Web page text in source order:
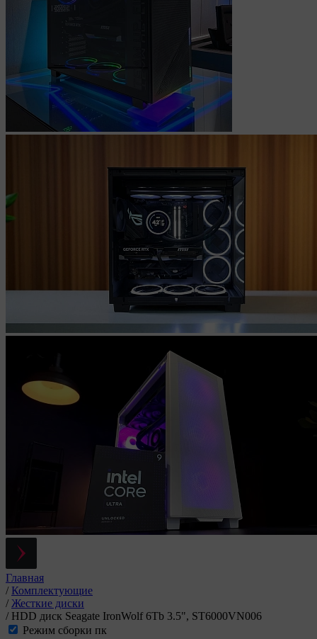
Главная
/ Комплектующие
/ Жесткие диски
/ HDD диск Seagate IronWolf 6Tb 3.5", ST6000VN006
Режим сборки пк